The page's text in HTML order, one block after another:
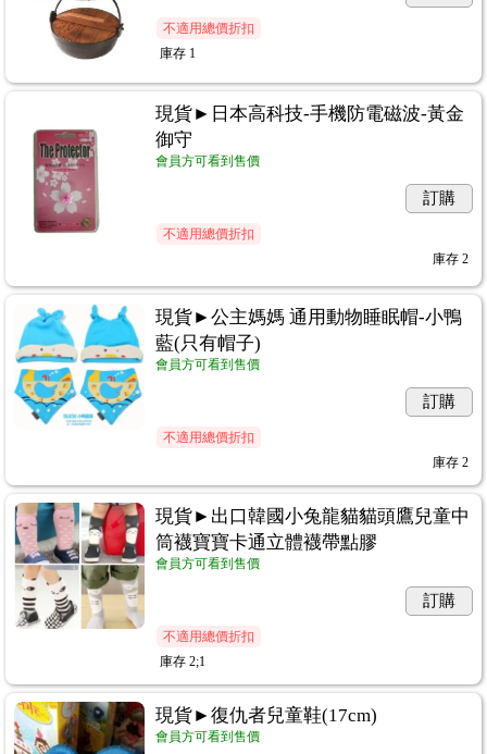
不適用總價折扣
庫存 1
現貨►日本高科技-手機防電磁波-黃金
御守
會員方可看到售價
訂購
不適用總價折扣
庫存 2
現貨►公主媽媽 通用動物睡眠帽-小鴨
藍(只有帽子)
會員方可看到售價
訂購
不適用總價折扣
庫存 2
現貨►出口韓國小兔龍貓貓頭鷹兒童中
筒襪寶寶卡通立體襪帶點膠
會員方可看到售價
訂購
不適用總價折扣
庫存 2;1
現貨►復仇者兒童鞋(17cm)
會員方可看到售價